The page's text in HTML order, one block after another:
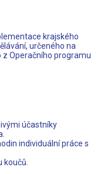
krajského
určeného na
Operačního programu
účastníky
individuální práce s